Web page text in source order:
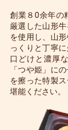
創業８0余年の
厳選した山形
を使用し、山
っくりと丁寧
口どけと濃厚
「つや姫」に
を擦った特製
堪能ください。